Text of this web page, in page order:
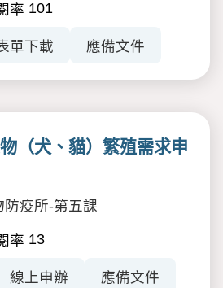
率 101
單下載 應備文件
（犬、貓）繁殖需求申
防疫所-第五課
率 13
線上申辦 應備文件